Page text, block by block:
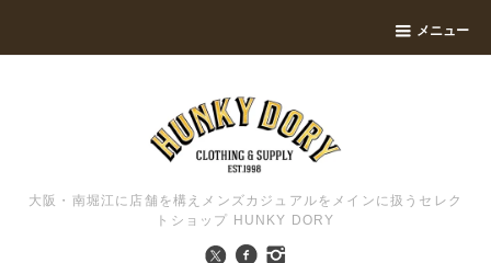
メニュー
大阪・南堀江に店舗を構えメンズカジュアルをメインに扱うセレク
トショップ HUNKY DORY